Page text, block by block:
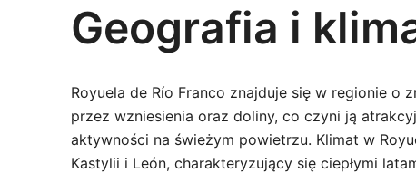
Geografia i
Royuela de Río Franco znajduje się w regionie
przez wzniesienia oraz doliny, co czyni ją
aktywności na świeżym powietrzu. Klimat w
Kastylii i León, charakteryzujący się ciepłymi